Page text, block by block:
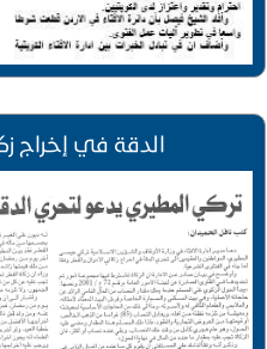
الدقة في إخراج